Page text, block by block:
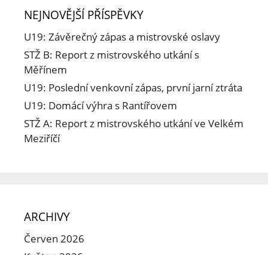
NEJNOVĚJŠÍ PŘÍSPĚVKY
U19: Závěrečný zápas a mistrovské oslavy
STŽ B: Report z mistrovského utkání s
Měřínem
U19: Poslední venkovní zápas, první jarní ztráta
U19: Domácí výhra s Rantířovem
STŽ A: Report z mistrovského utkání ve Velkém
Meziříčí
ARCHIVY
Červen 2026